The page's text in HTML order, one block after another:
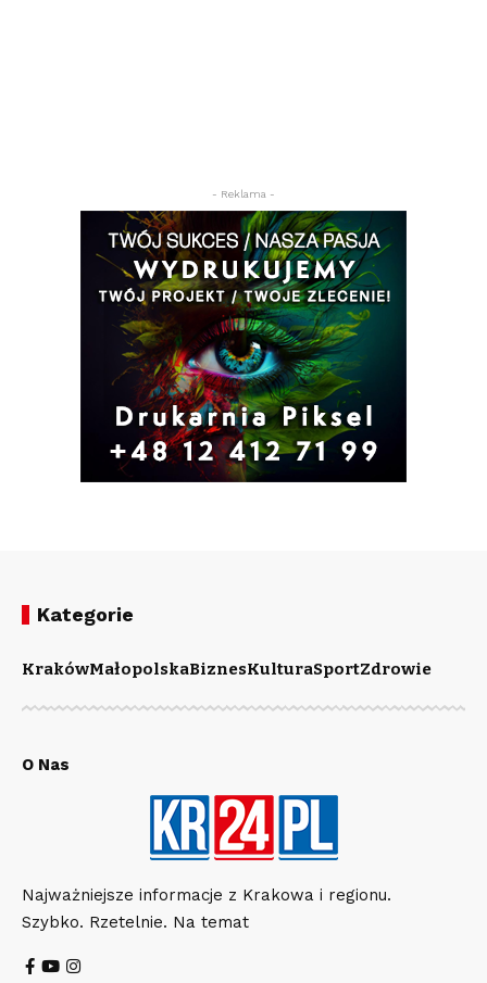
- Reklama -
Kategorie
KrakówMałopolskaBiznesKulturaSportZdrowie
O Nas
Najważniejsze informacje z Krakowa i regionu.
Szybko. Rzetelnie. Na temat